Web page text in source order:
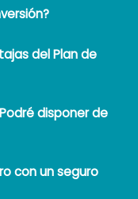
del Plan de
disponer de
con un seguro